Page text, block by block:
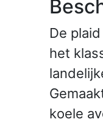
De plaid
het
koele